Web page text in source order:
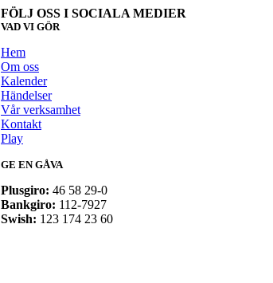
FÖLJ OSS I SOCIALA MEDIER
VAD VI GÖR
Hem
Om oss
Kalender
Händelser
Vår verksamhet
Kontakt
Play
GE EN GÅVA
Plusgiro: 46 58 29-0
Bankgiro: 112-7927
Swish: 123 174 23 60